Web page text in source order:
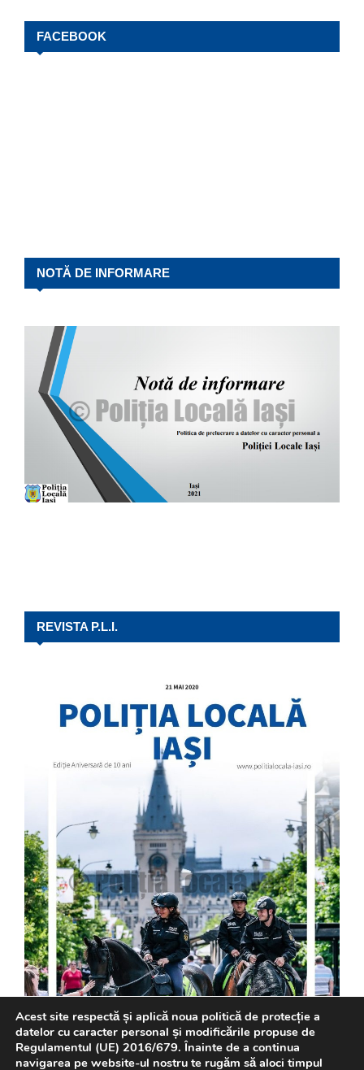
FACEBOOK
NOTĂ DE INFORMARE
REVISTA P.L.I.
Acest site respectă și aplică noua politică de protecție a
datelor cu caracter personal și modificările propuse de
Regulamentul (UE) 2016/679. Înainte de a continua
navigarea pe website-ul nostru te rugăm să aloci timpul